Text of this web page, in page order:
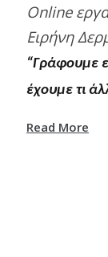
Online
Ειρήνη
“Γράφουμε
έχουμε τι
Read More